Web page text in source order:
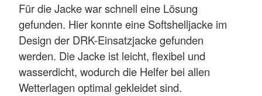
Für die Jacke war schnell eine Lösung
gefunden. Hier konnte eine Softshelljacke im
Design der DRK-Einsatzjacke gefunden
werden. Die Jacke ist leicht, flexibel und
wasserdicht, wodurch die Helfer bei allen
Wetterlagen optimal gekleidet sind.